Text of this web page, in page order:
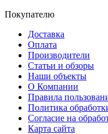
Покупателю
Доставка
Оплата
Производители
Статьи и обзоры
Наши объекты
О Компании
Правила
Политика
Согласие на
Карта сайта